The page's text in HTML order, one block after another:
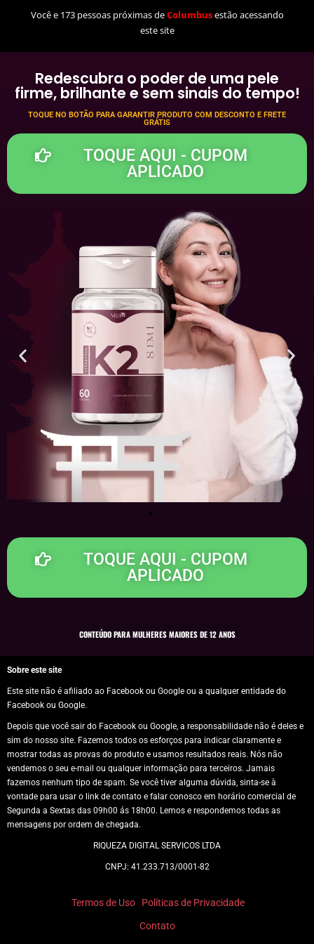
Você e 173 pessoas próximas deColumbusestão acessando
este site
Redescubra o poder de uma pele
firme, brilhante e sem sinais do tempo!
TOQUE NO BOTÃO PARA GARANTIR PRODUTO COM DESCONTO E FRETE
GRÁTIS
TOQUE AQUI - CUPOM
APLICADO
TOQUE AQUI - CUPOM
APLICADO
CONTEÚDO PARA MULHERES MAIORES DE 12 ANOS
Sobre este site
Este site não é afiliado ao Facebook ou Google ou a qualquer entidade do
Facebook ou Google.
Depois que você sair do Facebook ou Google, a responsabilidade não é deles e
sim do nosso site. Fazemos todos os esforços para indicar claramente e
mostrar todas as provas do produto e usamos resultados reais. Nós não
vendemos o seu e-mail ou qualquer informação para terceiros. Jamais
fazemos nenhum tipo de spam. Se você tiver alguma dúvida, sinta-se à
vontade para usar o link de contato e falar conosco em horário comercial de
Segunda a Sextas das 09h00 ás 18h00. Lemos e respondemos todas as
mensagens por ordem de chegada.
RIQUEZA DIGITAL SERVICOS LTDA
CNPJ: 41.233.713/0001-82
Termos de Uso Políticas de Privacidade
Contato